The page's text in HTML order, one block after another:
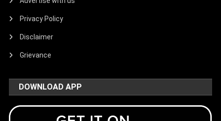
Privacy Policy
Disclaimer
Grievance
DOWNLOAD APP